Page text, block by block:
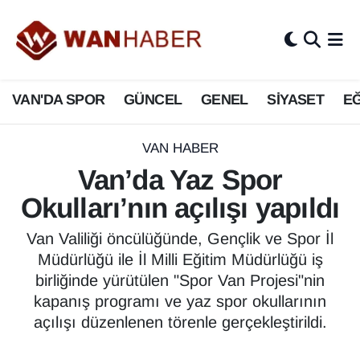
VAN'DA SPOR GÜNCEL GENEL SİYASET
VAN HABER
Van’da Yaz Spor
Okulları’nın açılışı yapıldı
Van Valiliği öncülüğünde, Gençlik ve Spor İl
Müdürlüğü ile İl Milli Eğitim Müdürlüğü iş
birliğinde yürütülen "Spor Van Projesi"nin
kapanış programı ve yaz spor okullarının
açılışı düzenlenen törenle gerçekleştirildi.
3.SAYFA
ASAYİŞ
BİLİM VE TEKNOLOJİ
Biyografi
ÇEVRE
Deprem
Van Nöbetçi Eczaneler
Van Hava Durumu
Van Namaz Vakitleri
Van Trafik Yoğunluk Haritası
Süper Lig Puan Durumu ve Fikstür
Tüm Manşetler
Son Dakika Haberleri